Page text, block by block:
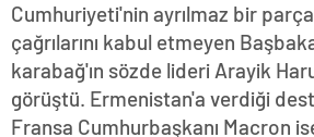
Cumhuriyeti'nin ayrılmaz bir
çağrılarını kabul etmeyen
karabağ'ın sözde lideri Arayik
görüştü. Ermenistan'a verdiği
Fransa Cumhurbaşkanı Macron